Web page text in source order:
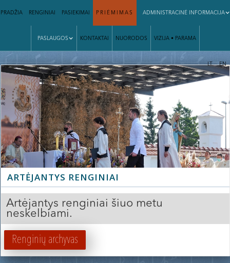
PRADŽIA RENGINIAI PASIEKIMAI PRIĖMIMAS ADMINISTRACINĖ INFORMACIJA
PASLAUGOS KONTAKTAI NUORODOS VIZIJA • PARAMA
| LT EN
ARTĖJANTYS RENGINIAI
Artėjantys renginiai šiuo metu
neskelbiami.
Renginių archyvas